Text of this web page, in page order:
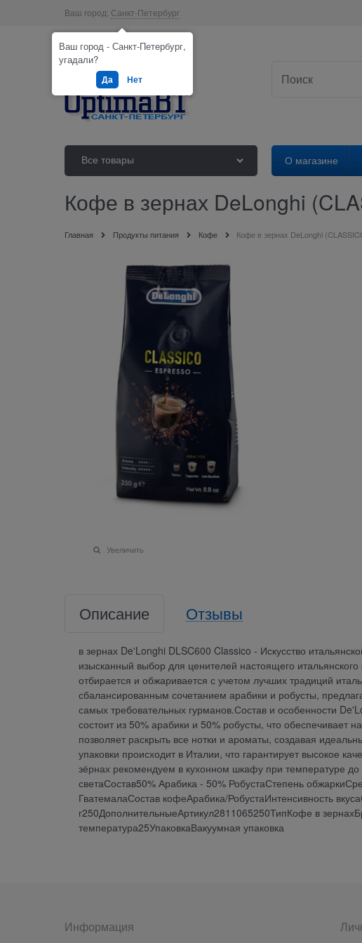
Ваш город: Санкт-Петербург
Все товары О магазине
Кофе в зернах DeLonghi
Главная Продукты питания Кофе Кофе в зернах DeLonghi
Увеличить
Описание Отзывы
в зернах De'Longhi DLSC600 Classico - Искусство
изысканный выбор для ценителей настоящего
отбирается и обжаривается с учетом лучших традиций
сбалансированным сочетанием арабики и робусты,
самых требовательных гурманов.Состав и особенности
состоит из 50% арабики и 50% робусты, что обеспечивает
позволяет раскрыть все нотки и ароматы, создавая
упаковки происходит в Италии, что гарантирует высокое
зёрнах рекомендуем в кухонном шкафу при температуре
светаСостав50% Арабика - 50% РобустаСтепень
ГватемалаСостав кофеАрабика/РобустаИнтенсивность
г250ДополнительныеАртикул2811065250ТипКофе в
температура25УпаковкаВакуумная упаковка
Информация
Ваш город - Санкт-Петербург,
угадали?
Да Нет